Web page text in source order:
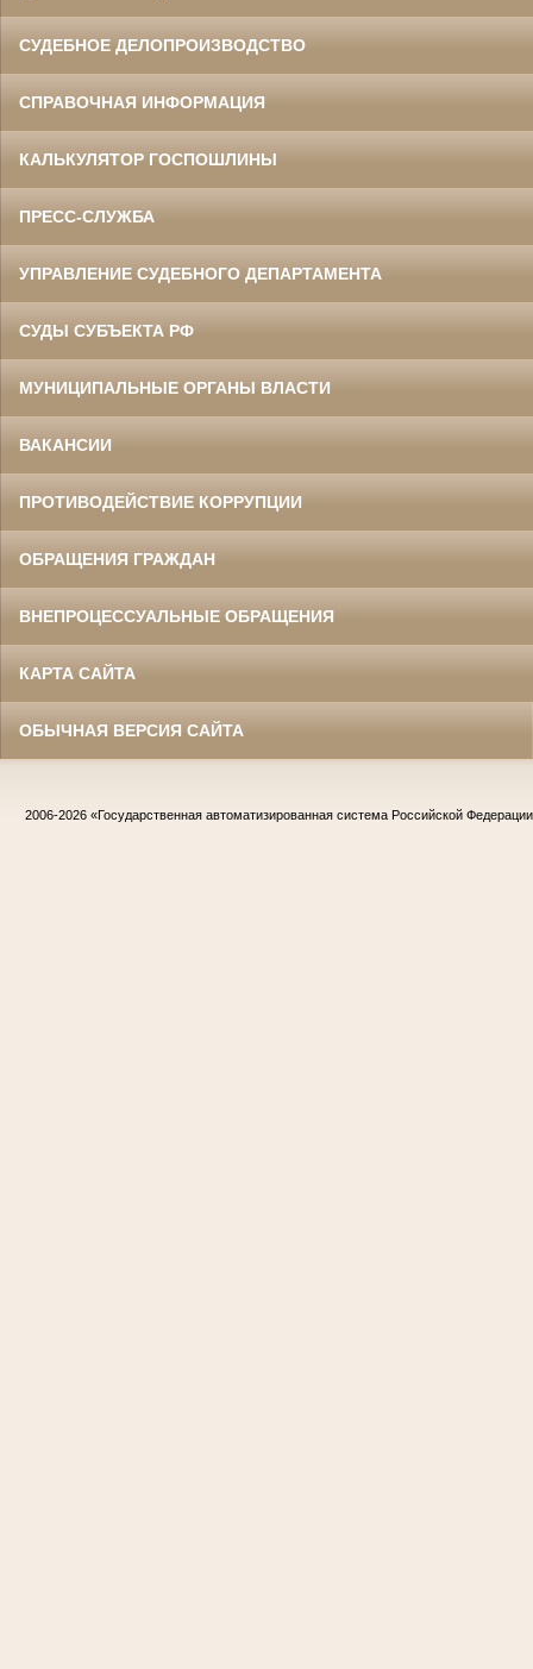
СУДЕБНОЕ ДЕЛОПРОИЗВОДСТВО
СПРАВОЧНАЯ ИНФОРМАЦИЯ
КАЛЬКУЛЯТОР ГОСПОШЛИНЫ
ПРЕСС-СЛУЖБА
УПРАВЛЕНИЕ СУДЕБНОГО ДЕПАРТАМЕНТА
СУДЫ СУБЪЕКТА РФ
МУНИЦИПАЛЬНЫЕ ОРГАНЫ ВЛАСТИ
ВАКАНСИИ
ПРОТИВОДЕЙСТВИЕ КОРРУПЦИИ
ОБРАЩЕНИЯ ГРАЖДАН
ВНЕПРОЦЕССУАЛЬНЫЕ ОБРАЩЕНИЯ
КАРТА САЙТА
ОБЫЧНАЯ ВЕРСИЯ САЙТА
2006-2026 «Государственная автоматизированная система Российской